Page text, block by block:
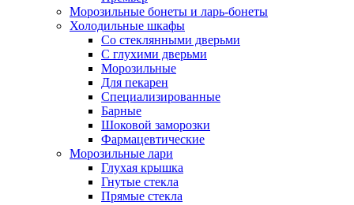
Морозильные бонеты и ларь-бонеты
Холодильные шкафы
Со стеклянными дверьми
С глухими дверьми
Морозильные
Для пекарен
Специализированные
Барные
Шоковой заморозки
Фармацевтические
Морозильные лари
Глухая крышка
Гнутые стекла
Прямые стекла